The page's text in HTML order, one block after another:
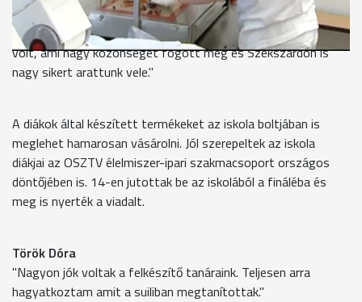
Pohl Zsófia
"Az emberek 90%-a szereti a csokoládét. És ez olyan téma
volt, ami nagy közönséget fogott meg és Szekszárdon is
nagy sikert arattunk vele."
A diákok által készített termékeket az iskola boltjában is
meglehet hamarosan vásárolni. Jól szerepeltek az iskola
diákjai az OSZTV élelmiszer-ipari szakmacsoport országos
döntőjében is. 14-en jutottak be az iskolából a fináléba és
meg is nyerték a viadalt.
Török Dóra
"Nagyon jók voltak a felkészítő tanáraink. Teljesen arra
hagyatkoztam amit a suiliban megtanítottak."